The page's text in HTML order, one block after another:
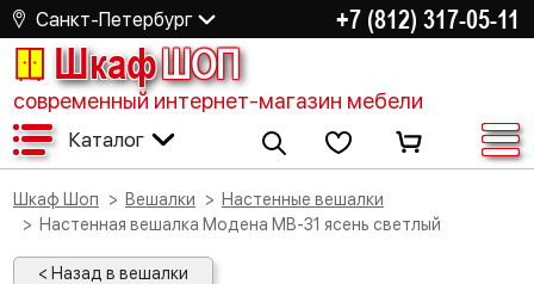
Санкт-Петербург +7 (812) 317-05-11
ШкафШОП
современный интернет-магазин мебели
Каталог
Шкаф Шоп Вешалки
Настенные вешалки
Настенная вешалка Модена МВ-31 ясень светлый
< Назад в вешалки